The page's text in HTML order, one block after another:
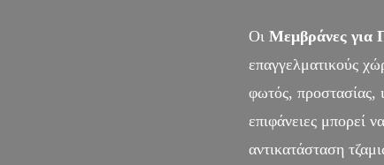
Οι Μεμβράνες για
επαγγελματικούς
φωτός, προστασίας,
επιφάνειες μπορεί
αντικατάσταση